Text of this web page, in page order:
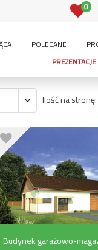
0
POLECANE
Ilość na stronę:
Budynek garażowo-